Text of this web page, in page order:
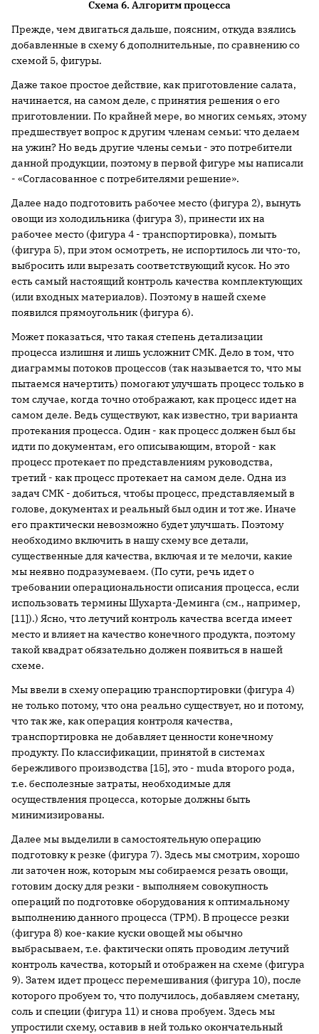
Схема 6. Алгоритм процесса
Прежде, чем двигаться дальше, поясним, откуда взялись
добавленные в схему 6 дополнительные, по сравнению со
схемой 5, фигуры.
Даже такое простое действие, как приготовление салата,
начинается, на самом деле, с принятия решения о его
приготовлении. По крайней мере, во многих семьях, этому
предшествует вопрос к другим членам семьи: что делаем
на ужин? Но ведь другие члены семьи - это потребители
данной продукции, поэтому в первой фигуре мы написали
- «Согласованное с потребителями решение».
Далее надо подготовить рабочее место (фигура 2), вынуть
овощи из холодильника (фигура 3), принести их на
рабочее место (фигура 4 - транспортировка), помыть
(фигура 5), при этом осмотреть, не испортилось ли что-то,
выбросить или вырезать соответствующий кусок. Но это
есть самый настоящий контроль качества комплектующих
(или входных материалов). Поэтому в нашей схеме
появился прямоугольник (фигура 6).
Может показаться, что такая степень детализации
процесса излишня и лишь усложнит СМК. Дело в том, что
диаграммы потоков процессов (так называется то, что мы
пытаемся начертить) помогают улучшать процесс только в
том случае, когда точно отображают, как процесс идет на
самом деле. Ведь существуют, как известно, три варианта
протекания процесса. Один - как процесс должен был бы
идти по документам, его описывающим, второй - как
процесс протекает по представлениям руководства,
третий - как процесс протекает на самом деле. Одна из
задач СМК - добиться, чтобы процесс, представляемый в
голове, документах и реальный был один и тот же. Иначе
его практически невозможно будет улучшать. Поэтому
необходимо включить в нашу схему все детали,
существенные для качества, включая и те мелочи, какие
мы неявно подразумеваем. (По сути, речь идет о
требовании операциональности описания процесса, если
использовать термины Шухарта-Деминга (см., например,
[11]).) Ясно, что летучий контроль качества всегда имеет
место и влияет на качество конечного продукта, поэтому
такой квадрат обязательно должен появиться в нашей
схеме.
Мы ввели в схему операцию транспортировки (фигура 4)
не только потому, что она реально существует, но и потому,
что так же, как операция контроля качества,
транспортировка не добавляет ценности конечному
продукту. По классификации, принятой в системах
бережливого производства [15], это - muda второго рода,
т.е. бесполезные затраты, необходимые для
осуществления процесса, которые должны быть
минимизированы.
Далее мы выделили в самостоятельную операцию
подготовку к резке (фигура 7). Здесь мы смотрим, хорошо
ли заточен нож, которым мы собираемся резать овощи,
готовим доску для резки - выполняем совокупность
операций по подготовке оборудования к оптимальному
выполнению данного процесса (TPM). В процессе резки
(фигура 8) кое-какие куски овощей мы обычно
выбрасываем, т.е. фактически опять проводим летучий
контроль качества, который и отображен на схеме (фигура
9). Затем идет процесс перемешивания (фигура 10), после
которого пробуем то, что получилось, добавляем сметану,
соль и специи (фигура 11) и снова пробуем. Здесь мы
упростили схему, оставив в ней только окончательный